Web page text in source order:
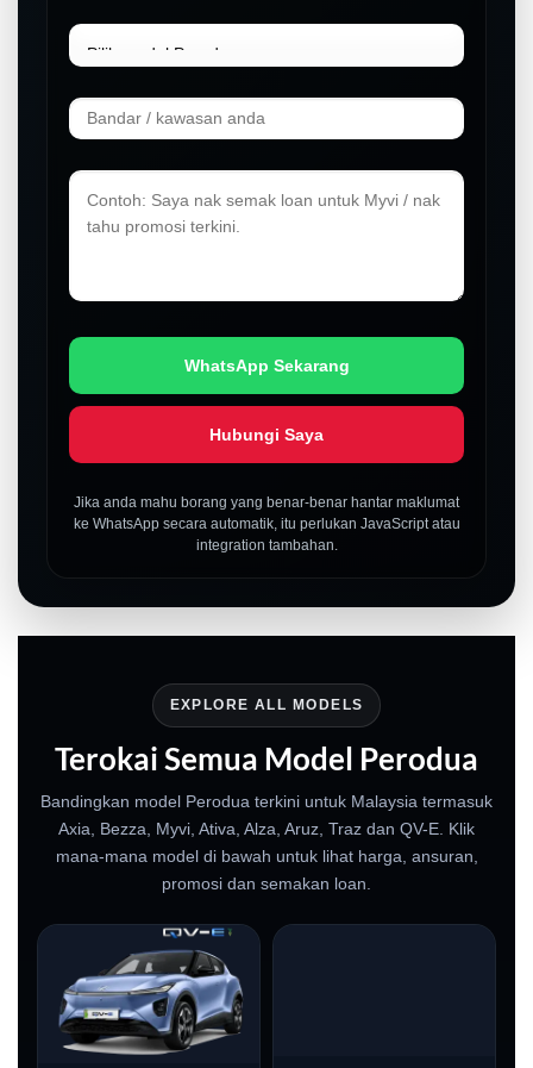
WhatsApp Sekarang
Hubungi Saya
Jika anda mahu borang yang benar-benar hantar maklumat
ke WhatsApp secara automatik, itu perlukan JavaScript atau
integration tambahan.
EXPLORE ALL MODELS
Terokai Semua Model Perodua
Bandingkan model Perodua terkini untuk Malaysia termasuk
Axia, Bezza, Myvi, Ativa, Alza, Aruz, Traz dan QV-E. Klik
mana-mana model di bawah untuk lihat harga, ansuran,
promosi dan semakan loan.